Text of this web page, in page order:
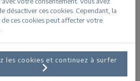
LE PRODUIT
désactiver ces cookies. Cependant, la
ces cookies peut affecter votre
les cookies et continuez à surfer